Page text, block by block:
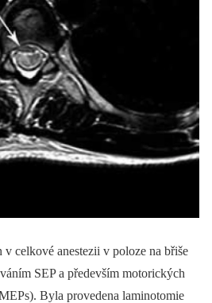
celkové ane­stezii v poloze na břiše
SEP a především motorických
Byla provedena laminotomie